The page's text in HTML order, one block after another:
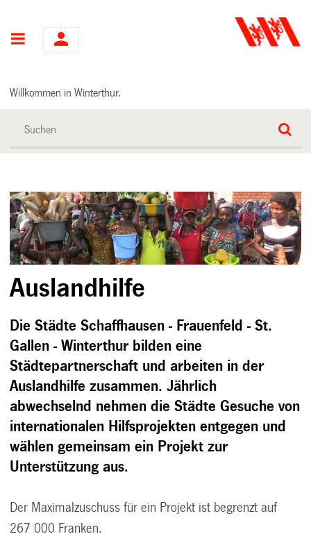
Hauptnavigation
Willkommen in Winterthur.
Auslandhilfe
Die Städte Schaffhausen - Frauenfeld - St.
Gallen - Winterthur bilden eine
Städtepartnerschaft und arbeiten in der
Auslandhilfe zusammen. Jährlich
abwechselnd nehmen die Städte Gesuche von
internationalen Hilfsprojekten entgegen und
wählen gemeinsam ein Projekt zur
Unterstützung aus.
Der Maximalzuschuss für ein Projekt ist begrenzt auf
267 000 Franken.